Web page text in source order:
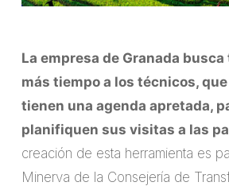
La empresa de Granada
más tiempo a los técnicos,
tienen una agenda apretada,
planifiquen sus visitas a las
creación de esta herramienta es
Minerva de la Consejería de